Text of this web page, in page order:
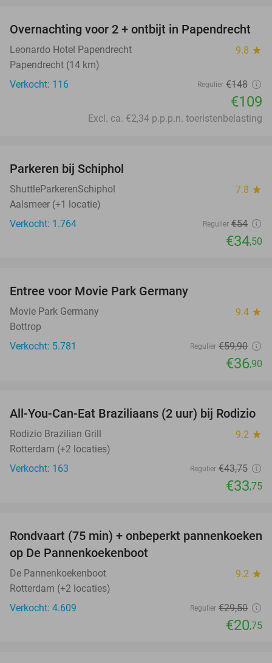
26%
Overnachting voor 2 + ontbijt in Papendrecht
Leonardo Hotel Papendrecht 9.8 star
Papendrecht (14 km)
Verkocht: 116
Regulier €148
€109
Excl. ca. €2,34 p.p.p.n. toeristenbelasting
Parkeren bij Schiphol
ShuttleParkerenSchiphol 7.8 star
Aalsmeer (+1 locatie)
Verkocht: 1.764
Regulier €54
€34,50
Entree voor Movie Park Germany
Movie Park Germany 9.4 star
Bottrop
Verkocht: 5.781
Regulier €59,90
€36,90
23%
All-You-Can-Eat Braziliaans (2 uur) bij Rodizio
Rodizio Brazilian Grill 9.2 star
Rotterdam (+2 locaties)
Verkocht: 163
Regulier €43,75
€33,75
30%
Rondvaart (75 min) + onbeperkt pannenkoeken
op De Pannenkoekenboot
De Pannenkoekenboot 9.2 star
Rotterdam (+2 locaties)
Verkocht: 4.609
Regulier €29,50
€20,75